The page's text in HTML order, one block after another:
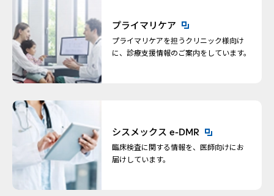
プライマリケア
プライマリケアを担うクリニック様向け
に、診療支援情報のご案内をしています。
シスメックス e-DMR
臨床検査に関する情報を、医師向けにお
届けしています。
新規ウィンドウを開きます